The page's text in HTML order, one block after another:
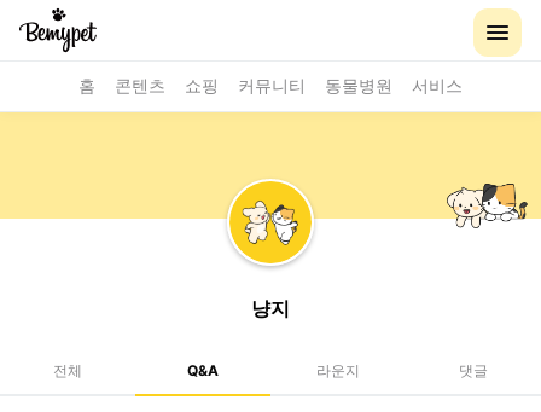
홈 콘텐츠 쇼핑 커뮤니티 동물병원 서비스
냥지
전체 Q&A 라운지 댓글